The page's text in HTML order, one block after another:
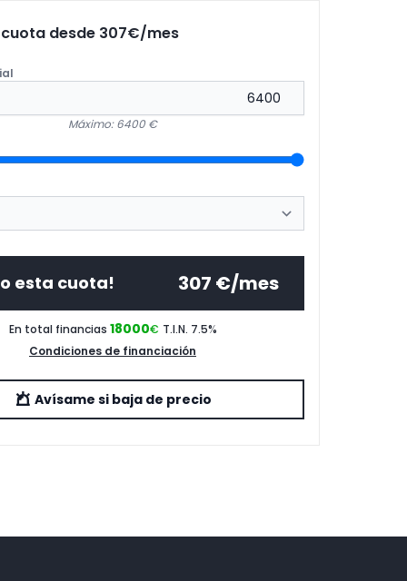
desde 307€/mes
Máximo: 6400 €
esta cuota! 307 €/mes
En total financias 18000€ T.I.N. 7.5%
Condiciones de financiación
Avísame si baja de precio